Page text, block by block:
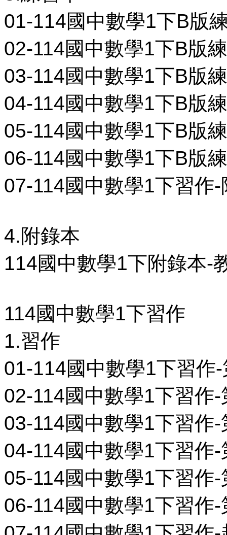
01-114國中數學1下B版
02-114國中數學1下B版
03-114國中數學1下B版
04-114國中數學1下B版
05-114國中數學1下B版
06-114國中數學1下B版
07-114國中數學1下習作
4.附錄本
114國中數學1下附錄本-
114國中數學1下習作
1.習作
01-114國中數學1下習作
02-114國中數學1下習作
03-114國中數學1下習作
04-114國中數學1下習作
05-114國中數學1下習作
06-114國中數學1下習作